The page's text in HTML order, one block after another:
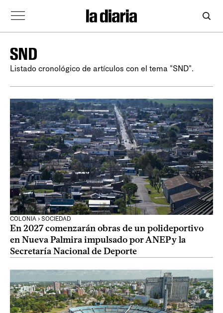
SND
Listado cronológico de artículos con el tema "SND".
COLONIA › SOCIEDAD
En 2027 comenzarán obras de un polideportivo
en Nueva Palmira impulsado por ANEP y la
Secretaría Nacional de Deporte